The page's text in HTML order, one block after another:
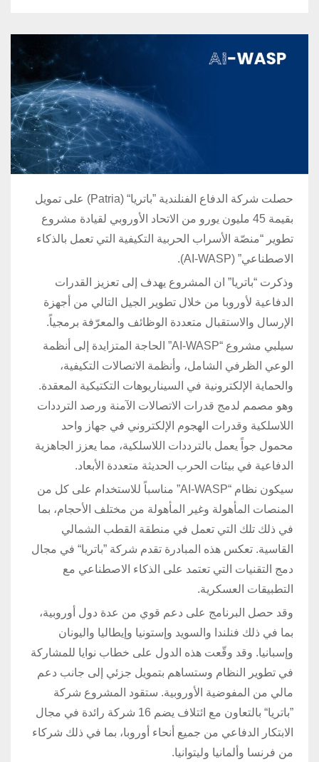
حصلت شركة الدفاع الفنلندية ”باتريا“ (Patria) على تمويل
بقيمة 45 مليون يورو من الاتحاد الأوروبي لقيادة مشروع
تطوير “منصّة الأسراب الحربية التكيفية التي تعمل بالذكاء
الاصطناعي” (AI-WASP).
وذكرت “باتريا” ان المشروع يهدف إلى تعزيز القدرات
الدفاعية لأوروبا من خلال تطوير الجيل التالي من أجهزة
الإرسال والاستقبال متعددة الوظائف والمعرّفة برمجياً.
سيلبي مشروع “AI-WASP” الحاجة المتزايدة إلى أنظمة
الوعي الظرفي الشامل، وأنظمة الاتصالات التكيفية،
والحماية الإلكترونية في السيناريوهات التكتيكية المعقدة.
وهو مصمم لدمج قدرات الاتصالات الآمنة ورصد الترددات
اللاسلكية وقدرات الهجوم الإلكتروني في جهاز واحد
محمول جواً يعمل بالترددات اللاسلكية، مما يعزز الجاهزية
الدفاعية في بيئات الحرب الحديثة متعددة الأبعاد.
سيكون نظام “AI-WASP” مناسباً للاستخدام على كل من
المنصات المأهولة وغير المأهولة من مختلف الأحجام، بما
في ذلك تلك التي تعمل في منطقة القطب الشمالي
القاسية. تعكس هذه المبادرة تقدم شركة ”باتريا“ في مجال
دمج التقنيات التي تعتمد على الذكاء الاصطناعي مع
التطبيقات العسكرية.
وقد حصل البرنامج على دعم قوي من عدة دول أوروبية،
بما في ذلك فنلندا والسويد وإستونيا وإيطاليا واليونان
وإسبانيا. وقد وقّعت هذه الدول على خطاب نوايا للمشاركة
في تطوير النظام وستساهم بتمويل جزئي إلى جانب دعم
مالي من المفوضية الأوروبية. ستقود المشروع شركة
”باتريا“ بالتعاون مع ائتلاف يضم 16 شركة رائدة في مجال
الابتكار الدفاعي من جميع أنحاء أوروبا، بما في ذلك شركاء
من فرنسا وألمانيا وليتوانيا.